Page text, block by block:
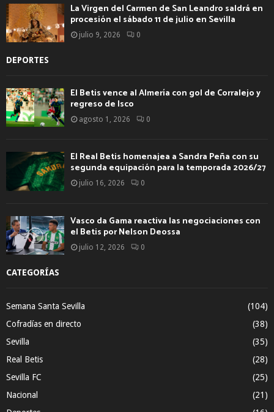
La Virgen del Carmen de San Leandro saldrá en
procesión el sábado 11 de julio en Sevilla
julio 9, 2026 0
DEPORTES
El Betis vence al Almería con gol de Corralejo y
regreso de Isco
agosto 1, 2026 0
El Real Betis homenajea a Sandra Peña con su
segunda equipación para la temporada 2026/27
julio 16, 2026 0
Vasco da Gama reactiva las negociaciones con
el Betis por Nelson Deossa
julio 12, 2026 0
CATEGORÍAS
Semana Santa Sevilla
(104)
Cofradías en directo
(38)
Sevilla
(35)
Real Betis
(28)
Sevilla FC
(25)
Nacional
(21)